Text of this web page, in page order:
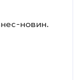
новин.